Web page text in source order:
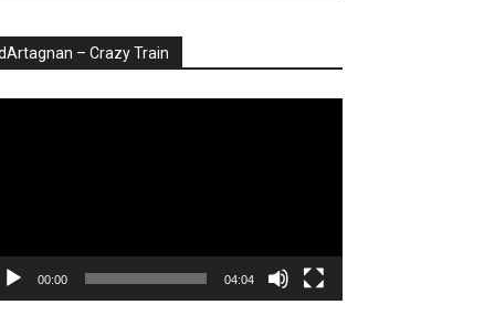
– Crazy Train
00:00 04:04